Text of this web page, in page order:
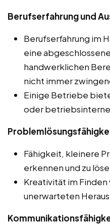
Berufserfahrung und
Berufserfahrung im
eine
handwerklichen
nicht immer
Einige Betriebe
oder betriebsinterne
Fähigkeit, kleinere
erkennen und zu
Kreativität im Finden
unerwarteten